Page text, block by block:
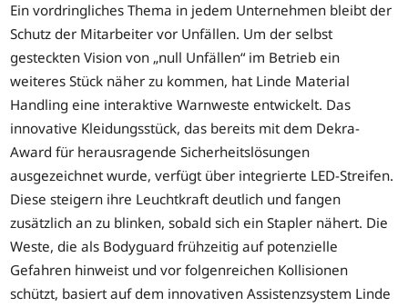
Ein vordringliches Thema in jedem Unternehmen bleibt der
Schutz der Mitarbeiter vor Unfällen. Um der selbst
gesteckten Vision von „null Unfällen“ im Betrieb ein
weiteres Stück näher zu kommen, hat Linde Material
Handling eine interaktive Warnweste entwickelt. Das
innovative Kleidungsstück, das bereits mit dem Dekra-
Award für herausragende Sicherheitslösungen
ausgezeichnet wurde, verfügt über integrierte LED-Streifen.
Diese steigern ihre Leuchtkraft deutlich und fangen
zusätzlich an zu blinken, sobald sich ein Stapler nähert. Die
Weste, die als Bodyguard frühzeitig auf potenzielle
Gefahren hinweist und vor folgenreichen Kollisionen
schützt, basiert auf dem innovativen Assistenzsystem Linde